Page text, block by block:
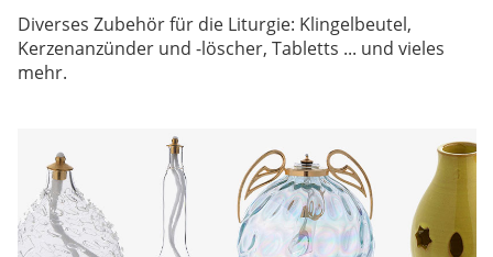
Diverses Zubehör für die Liturgie: Klingelbeutel,
Kerzenanzünder und -löscher, Tabletts ... und vieles
mehr.